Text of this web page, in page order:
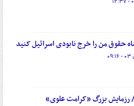
حقوق من را خرج نابودی اسرائیل کنید
بزرگ «کرامت علوی»